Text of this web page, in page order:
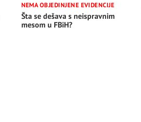
NEMA OBJEDINJENE EVIDENCIJE
Šta se dešava s neispravnim
mesom u FBiH?